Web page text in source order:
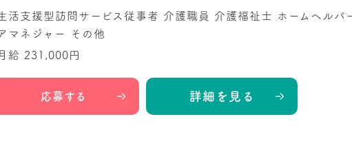
活支援型訪問サービス従事者 介護職員 介護福祉士 ホームヘルパ
マネジャー
その他
給 231,000円
応募する 詳細を見る